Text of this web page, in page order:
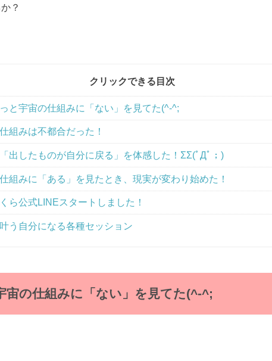
？
クリックできる目次
と宇宙の仕組みに「ない」を見てた(^-^;
組みは不都合だった！
出したものが自分に戻る」を体感した！ΣΣ(ﾟДﾟ；)
組みに「ある」を見たとき、現実が変わり始めた！
ら公式LINEスタートしました！
う自分になる各種セッション
宙の仕組みに「ない」を見てた(^-^;